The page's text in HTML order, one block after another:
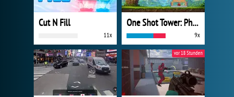
Cut N Fill
11x
One Shot Tower: Physics Destroyer
9x
vor 18 Stunden